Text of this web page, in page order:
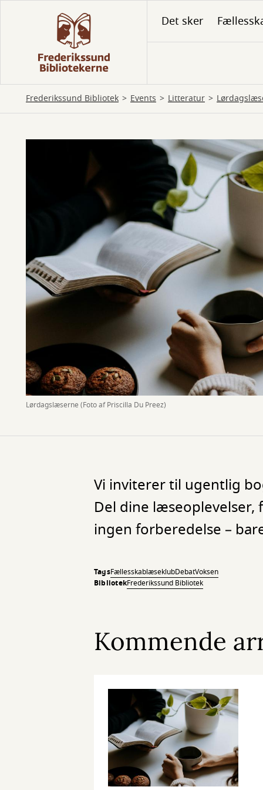
Det sker
Frederikssund Bibliotek Events Litteratur
Lørdagslæserne (Foto af Priscilla Du Preez)
Vi inviterer til ugentlig
Del dine
ingen forberedelse –
TagsFællesskablæseklubDebatVoksen
BibliotekFrederikssund Bibliotek
Kommende